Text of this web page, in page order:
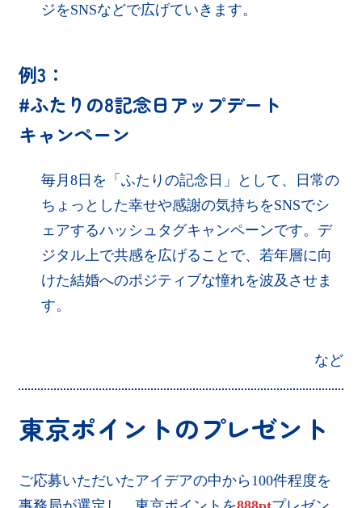
ジをSNSなどで広げていきます。
例3：
#ふたりの8記念日アップデート
キャンペーン
毎月8日を「ふたりの記念日」として、日常の
ちょっとした幸せや感謝の気持ちをSNSでシ
ェアするハッシュタグキャンペーンです。デ
ジタル上で共感を広げることで、若年層に向
けた結婚へのポジティブな憧れを波及させま
す。
など
東京ポイントのプレゼント
ご応募いただいたアイデアの中から100件程度を